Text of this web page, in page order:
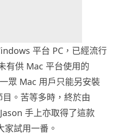
平台 PC，已經流行
有供 Mac 平台使用的
眾 Mac 用戶只能另安裝
。苦等多時，終於由
手上亦取得了這款
試用一番。